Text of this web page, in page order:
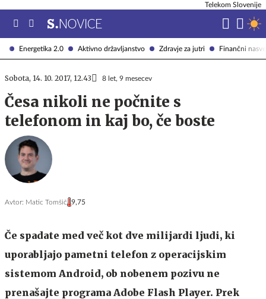
Energetika 2.0 Aktivno državljanstvo Zdravje za jutri Finančni
Telekom Slovenije
Sobota, 14. 10. 2017, 12.43 8 let, 9 mesecev
Česa nikoli ne počnite s
telefonom in kaj bo, če boste
Avtor: Matic Tomšič 9,75
Če spadate med več kot dve milijardi ljudi, ki
uporabljajo pametni telefon z operacijskim
sistemom Android, ob nobenem pozivu ne
prenašajte programa Adobe Flash Player. Prek